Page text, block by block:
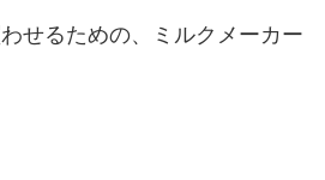
せるための、ミルクメーカー